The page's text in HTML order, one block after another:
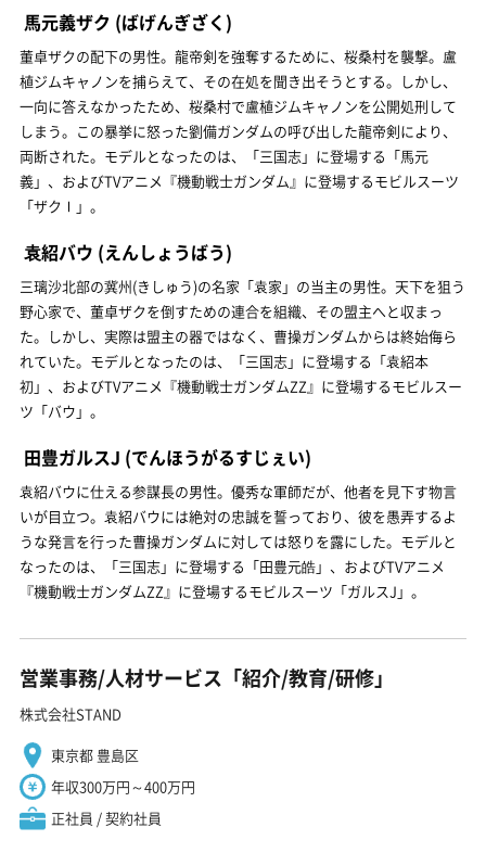
馬元義ザク (ばげんぎざく)
董卓ザクの配下の男性。龍帝剣を強奪するために、桜桑村を襲撃。盧
植ジムキャノンを捕らえて、その在処を聞き出そうとする。しかし、
一向に答えなかったため、桜桑村で盧植ジムキャノンを公開処刑して
しまう。この暴挙に怒った劉備ガンダムの呼び出した龍帝剣により、
両断された。モデルとなったのは、「三国志」に登場する「馬元
義」、およびTVアニメ『機動戦士ガンダム』に登場するモビルスーツ
「ザクⅠ」。
袁紹バウ (えんしょうばう)
三璃沙北部の冀州(きしゅう)の名家「袁家」の当主の男性。天下を狙う
野心家で、董卓ザクを倒すための連合を組織、その盟主へと収まっ
た。しかし、実際は盟主の器ではなく、曹操ガンダムからは終始侮ら
れていた。モデルとなったのは、「三国志」に登場する「袁紹本
初」、およびTVアニメ『機動戦士ガンダムΖΖ』に登場するモビルスー
ツ「バウ」。
田豊ガルスJ (でんほうがるすじぇい)
袁紹バウに仕える参謀長の男性。優秀な軍師だが、他者を見下す物言
いが目立つ。袁紹バウには絶対の忠誠を誓っており、彼を愚弄するよ
うな発言を行った曹操ガンダムに対しては怒りを露にした。モデルと
なったのは、「三国志」に登場する「田豊元皓」、およびTVアニメ
『機動戦士ガンダムΖΖ』に登場するモビルスーツ「ガルスJ」。
営業事務/人材サービス「紹介/教育/研修」
株式会社STAND
東京都 豊島区
年収300万円～400万円
正社員 / 契約社員